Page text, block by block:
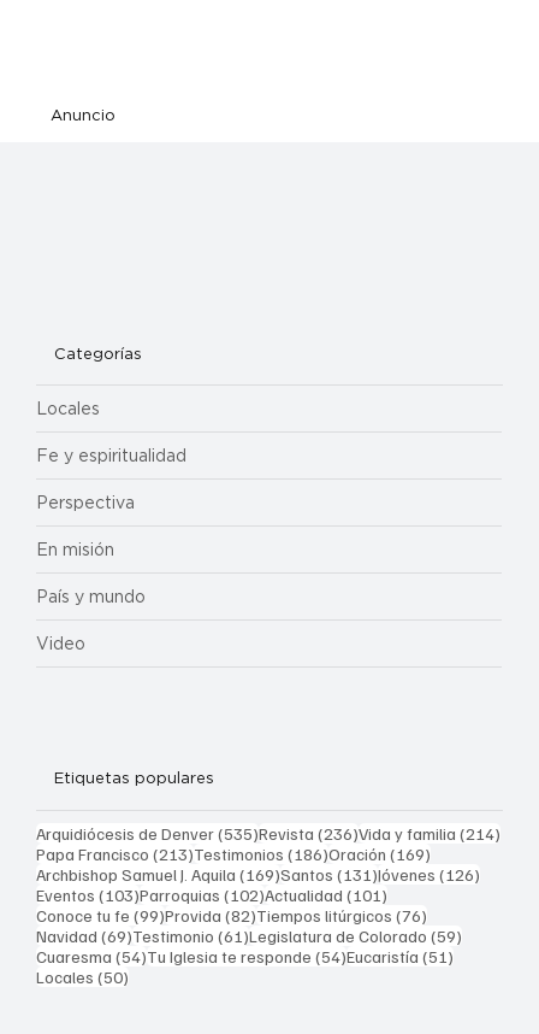
Anuncio
Categorías
Locales
Fe y espiritualidad
Perspectiva
En misión
País y mundo
Video
Etiquetas populares
Arquidiócesis de Denver(535)535 entradas
Revista (236)236 entradas
Vida y familia (214)
Papa Francisco (213)213 entradas
Testimonios (186)186 entradas
Oración (169)
Archbishop Samuel J. Aquila (169)169 entradas
Santos (131)131 entradas
Jóvenes (126)
Eventos (103)103 entradas
Parroquias (102)102 entradas
Actualidad (101)
Conoce tu fe (99)99 entradas
Provida (82)82 entradas
Tiempos litúrgicos (76)
Navidad (69)69 entradas
Testimonio (61)61 entradas
Legislatura de Colorado (59)
Cuaresma (54)54 entradas
Tu Iglesia te responde (54)54 entradas
Eucaristía (51)
Locales (50)